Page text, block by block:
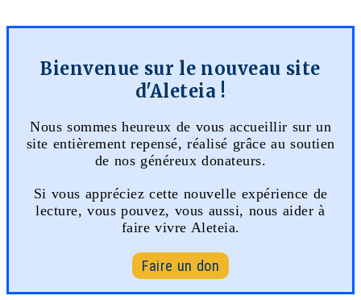
Bienvenue sur le nouveau site
d'Aleteia !
Nous sommes heureux de vous accueillir sur un
site entièrement repensé, réalisé grâce au soutien
de nos généreux donateurs.
Si vous appréciez cette nouvelle expérience de
lecture, vous pouvez, vous aussi, nous aider à
faire vivre Aleteia.
Faire un don